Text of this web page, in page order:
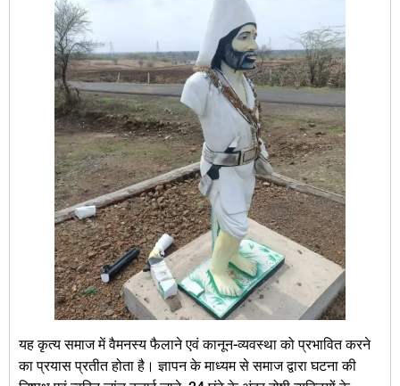
यह कृत्य समाज में वैमनस्य फैलाने एवं कानून-व्यवस्था को प्रभावित करने
का प्रयास प्रतीत होता है। ज्ञापन के माध्यम से समाज द्वारा घटना की